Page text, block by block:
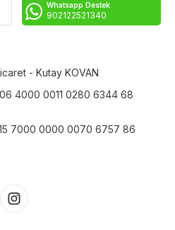
Whatsapp Destek
902122521340
- Kutay KOVAN
4000 0011 0280 6344 68
7000 0000 0070 6757 86